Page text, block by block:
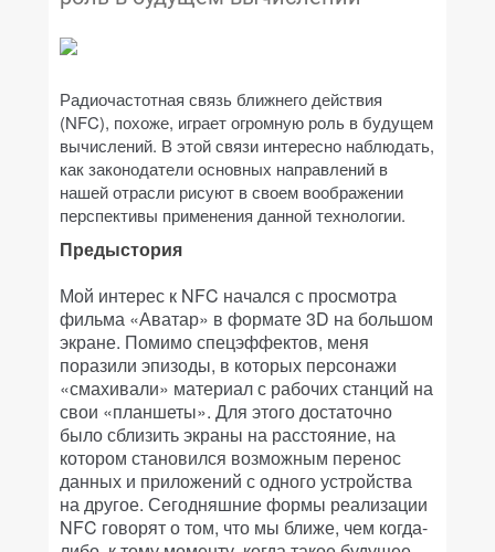
Радиочастотная связь ближнего действия
(NFC), похоже, играет огромную роль в будущем
вычислений. В этой связи интересно наблюдать,
как законодатели основных направлений в
нашей отрасли рисуют в своем воображении
перспективы применения данной технологии.
Предыстория
Мой интерес к NFC начался с просмотра
фильма «Аватар» в формате 3D на большом
экране. Помимо спецэффектов, меня
поразили эпизоды, в которых персонажи
«смахивали» материал с рабочих станций на
свои «планшеты». Для этого достаточно
было сблизить экраны на расстояние, на
котором становился возможным перенос
данных и приложений с одного устройства
на другое. Сегодняшние формы реализации
NFC говорят о том, что мы ближе, чем когда-